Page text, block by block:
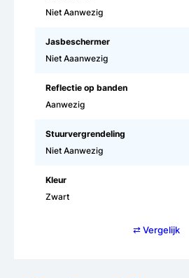
Niet Aanwezig
Jasbeschermer
Niet Aaanwezig
Reflectie op banden
Aanwezig
Stuurvergrendeling
Niet Aanwezig
Kleur
Zwart
⇄ Vergelijk